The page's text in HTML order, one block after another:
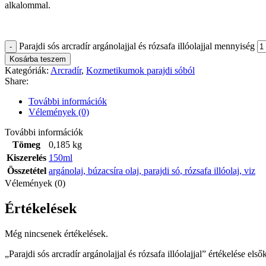
alkalommal.
Parajdi sós arcradír argánolajjal és rózsafa illóolajjal mennyiség
Kosárba teszem
Kategóriák: Arcradír, Kozmetikumok parajdi sóból
Share:
További információk
Vélemények (0)
További információk
Tömeg
0,185 kg
Kiszerelés 150ml
Összetétel argánolaj, búzacsíra olaj, parajdi só, rózsafa illóolaj, viz
Vélemények (0)
Értékelések
Még nincsenek értékelések.
„Parajdi sós arcradír argánolajjal és rózsafa illóolajjal” értékelése